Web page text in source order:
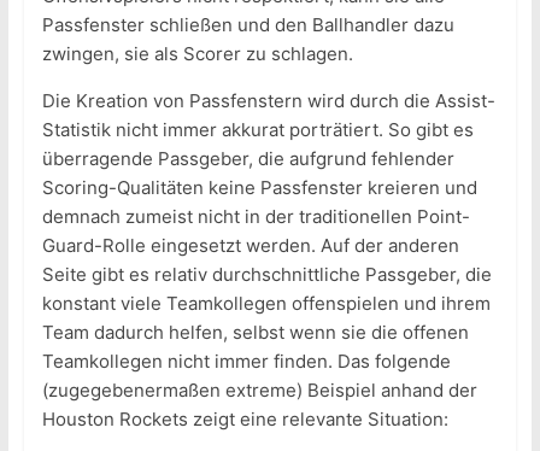
Passfenster schließen und den Ballhandler dazu
zwingen, sie als Scorer zu schlagen.
Die Kreation von Passfenstern wird durch die Assist-
Statistik nicht immer akkurat porträtiert. So gibt es
überragende Passgeber, die aufgrund fehlender
Scoring-Qualitäten keine Passfenster kreieren und
demnach zumeist nicht in der traditionellen Point-
Guard-Rolle eingesetzt werden. Auf der anderen
Seite gibt es relativ durchschnittliche Passgeber, die
konstant viele Teamkollegen offenspielen und ihrem
Team dadurch helfen, selbst wenn sie die offenen
Teamkollegen nicht immer finden. Das folgende
(zugegebenermaßen extreme) Beispiel anhand der
Houston Rockets zeigt eine relevante Situation: